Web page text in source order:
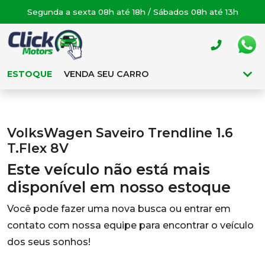
Segunda a sexta 08h até 18h / Sábados 08h até 13h
ESTOQUE VENDA SEU CARRO
VolksWagen Saveiro Trendline 1.6
T.Flex 8V
Este veículo não está mais
disponível em nosso estoque
Você pode fazer uma nova busca ou entrar em
contato com nossa equipe para encontrar o veículo
dos seus sonhos!